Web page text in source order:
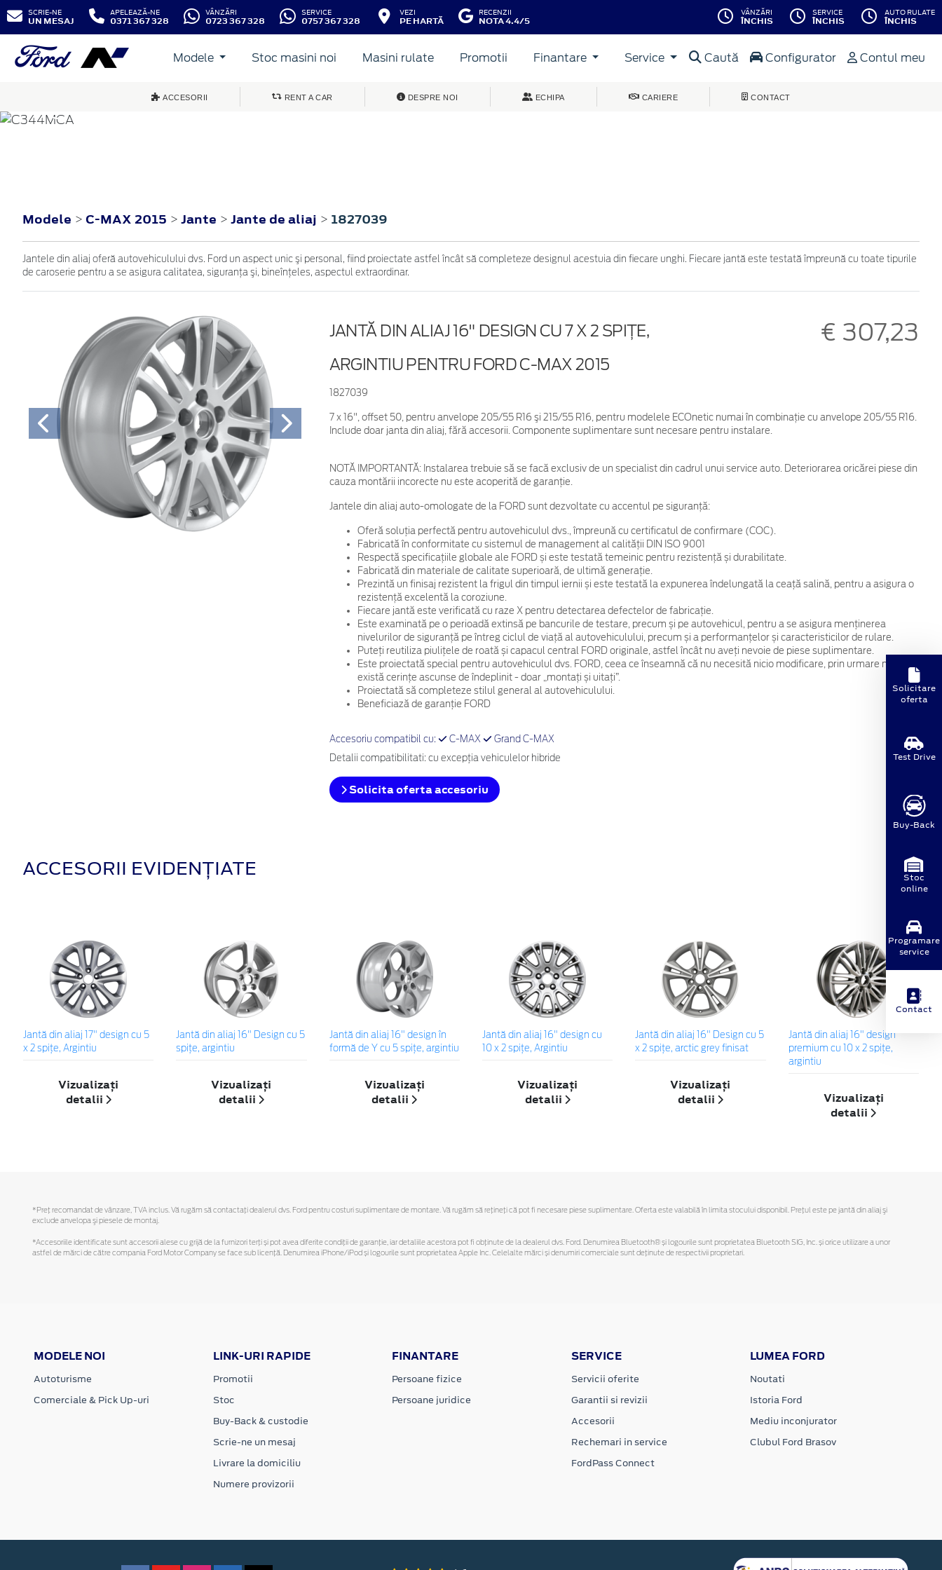
SCRIE-NE
UN MESAJ
APELEAZĂ-NE
0371 367 328
VÂNZĂRI
0723 367 328
SERVICE
0757 367 328
VEZI
PE HARTĂ
RECENZII
NOTA 4.4/5
VÂNZĂRI
ÎNCHIS
SERVICE
ÎNCHIS
AUTO RULATE
ÎNCHIS
Modele Stoc masini noi Masini rulate Promotii Finantare Service Caută Configurator Contul meu
ACCESORII RENT A CAR DESPRE NOI ECHIPA CARIERE CONTACT
C-MAX
Modele > C-MAX 2015 > Jante > Jante de aliaj > 1827039
Jantele din aliaj oferă autovehiculului dvs. Ford un aspect unic şi personal, fiind proiectate astfel încât să completeze designul acestuia din fiecare unghi. Fiecare jantă este testată împreună cu toate tipurile
de caroserie pentru a se asigura calitatea, siguranţa şi, bineînţeles, aspectul extraordinar.
JANTĂ DIN ALIAJ 16" DESIGN CU 7 X 2 SPIŢE,
ARGINTIU PENTRU FORD C-MAX 2015
1827039
€ 307,23
7 x 16", offset 50, pentru anvelope 205/55 R16 şi 215/55 R16, pentru modelele ECOnetic numai în combinaţie cu anvelope 205/55 R16.
Include doar janta din aliaj, fără accesorii. Componente suplimentare sunt necesare pentru instalare.
NOTĂ IMPORTANTĂ:Instalarea trebuie să se facă exclusiv de un specialist din cadrul unui service auto. Deteriorarea oricărei piese din
cauza montării incorecte nu este acoperită de garanţie.
Jantele din aliaj auto-omologate de la FORD sunt dezvoltate cu accentul pe siguranță:
Oferă soluția perfectă pentru autovehiculul dvs., împreună cu certificatul de confirmare (COC).
Fabricată în conformitate cu sistemul de management al calității DIN ISO 9001
Respectă specificațiile globale ale FORD și este testată temeinic pentru rezistență și durabilitate.
Fabricată din materiale de calitate superioară, de ultimă generație.
Prezintă un finisaj rezistent la frigul din timpul iernii și este testată la expunerea îndelungată la ceață salină, pentru a asigura o
rezistență excelentă la coroziune.
Fiecare jantă este verificată cu raze X pentru detectarea defectelor de fabricație.
Este examinată pe o perioadă extinsă pe bancurile de testare, precum și pe autovehicul, pentru a se asigura menținerea
nivelurilor de siguranță pe întreg ciclul de viață al autovehiculului, precum și a performanțelor și caracteristicilor de rulare.
Puteți reutiliza piulițele de roată și capacul central FORD originale, astfel încât nu aveți nevoie de piese suplimentare.
Este proiectată special pentru autovehiculul dvs. FORD, ceea ce înseamnă că nu necesită nicio modificare, prin urmare nu
există cerințe ascunse de îndeplinit - doar „montați și uitați”.
Proiectată să completeze stilul general al autovehiculului.
Beneficiază de garanție FORD
Accesoriu compatibil cu: C-MAX Grand C-MAX
Detalii compatibilitati: cu excepţia vehiculelor hibride
Solicita oferta accesoriu
ACCESORII EVIDENȚIATE
Jantă din aliaj 17" design cu 5
x 2 spiţe, Argintiu
Vizualizați
detalii
Jantă din aliaj 16" Design cu 5
spiţe, argintiu
Vizualizați
detalii
Jantă din aliaj 16" design în
formă de Y cu 5 spiţe, argintiu
Vizualizați
detalii
Jantă din aliaj 16" design cu
10 x 2 spiţe, Argintiu
Vizualizați
detalii
Jantă din aliaj 16" Design cu 5
x 2 spiţe, arctic grey finisat
Vizualizați
detalii
Jantă din aliaj 16" design
premium cu 10 x 2 spiţe,
argintiu
Vizualizați
detalii
*Preţ recomandat de vânzare, TVA inclus. Vă rugăm să contactaţi dealerul dvs. Ford pentru costuri suplimentare de montare. Vă rugăm să reţineţi că pot fi necesare piese suplimentare. Oferta este valabilă în limita stocului disponibil. Preţul este pe jantă din aliaj şi
exclude anvelopa şi piesele de montaj.
*Accesoriile identificate sunt accesorii alese cu grijă de la furnizori terți și pot avea diferite condiții de garanție, iar detaliile acestora pot fi obținute de la dealerul dvs. Ford. Denumirea Bluetooth® și logourile sunt proprietatea Bluetooth SIG, Inc. și orice utilizare a unor
astfel de mărci de către compania Ford Motor Company se face sub licență. Denumirea iPhone/iPod și logourile sunt proprietatea Apple Inc. Celelalte mărci și denumiri comerciale sunt deținute de respectivii proprietari.
MODELE NOI
Autoturisme
Comerciale & Pick Up-uri
LINK-URI RAPIDE
Promotii
Stoc
Buy-Back & custodie
Scrie-ne un mesaj
Livrare la domiciliu
Numere provizorii
FINANTARE
Persoane fizice
Persoane juridice
SERVICE
Servicii oferite
Garantii si revizii
Accesorii
Rechemari in service
FordPass Connect
LUMEA FORD
Noutati
Istoria Ford
Mediu inconjurator
Clubul Ford Brasov
Solicitare
oferta
Test Drive
Buy-Back
Stoc
online
Programare
service
Contact